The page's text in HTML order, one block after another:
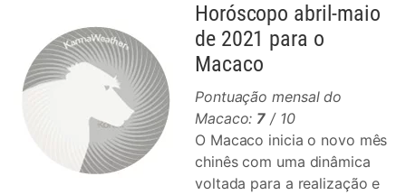
Horóscopo abril-maio
de 2021 para o
Macaco
Pontuação mensal do
Macaco: 7 / 10
O Macaco inicia o novo mês
chinês com uma dinâmica
voltada para a realização e